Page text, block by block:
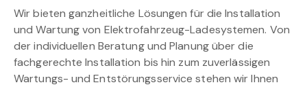
Wir bieten ganzheitliche Lösungen für die Installation
und Wartung von Elektrofahrzeug-Ladesystemen. Von
der individuellen Beratung und Planung über die
fachgerechte Installation bis hin zum zuverlässigen
Wartungs- und Entstörungsservice stehen wir Ihnen